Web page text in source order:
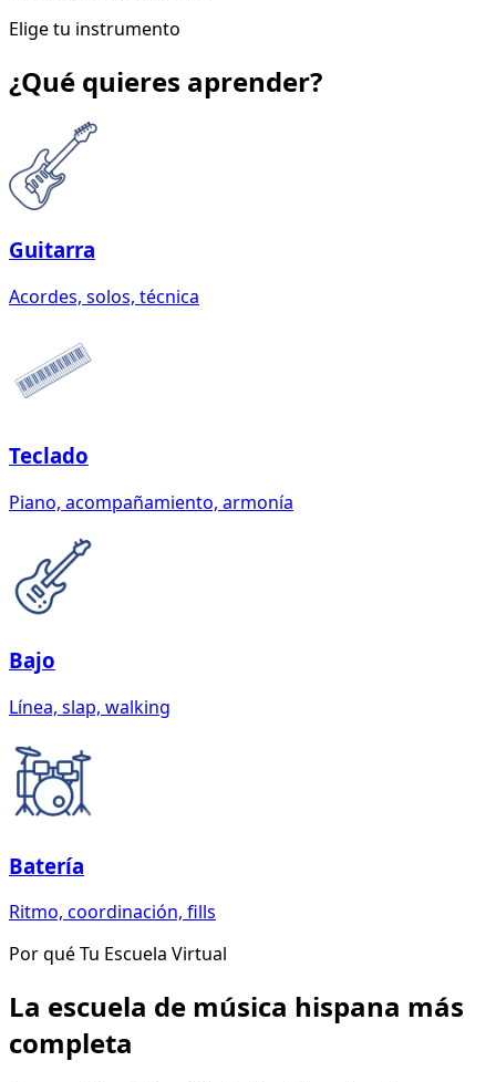
Elige tu instrumento
¿Qué quieres aprender?
Guitarra
Acordes, solos, técnica
Teclado
Piano, acompañamiento, armonía
Bajo
Línea, slap, walking
Batería
Ritmo, coordinación, fills
Por qué Tu Escuela Virtual
La escuela de música hispana más
completa